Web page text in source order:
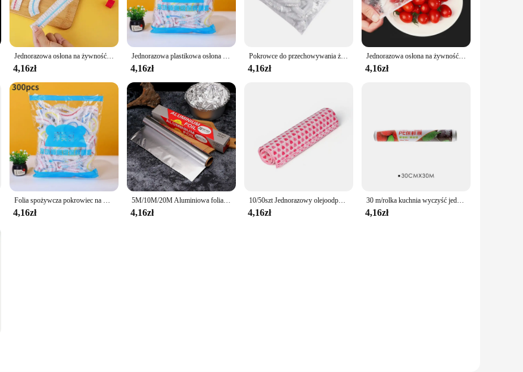
Jednorazowa osłona na żywność Kolorowa duża folia Saran Torba do przechowywania warzyw i owoców spożywczych Elastyczne plastikowe torby kuchenne do przechowywania świeżych produktów
4,16zł
Jednorazowa plastikowa osłona na żywność Kolorowa elastyczna folia Pokrywy na żywność Pokrywka do przechowywania świeżości Pokrywka na talerz Torby do pakowania w kuchni Torba do przechowywania
4,16zł
Pokrowce do przechowywania żywności wielokrotnego użytku Torby do miski Elastyczny talerz Silikonowa pokrywka Pokrywka Kuchnia Owoce Plastikowe Uszczelnienie do przechowywania świeżości
4,16zł
Jednorazowa osłona na żywność wielokrotnego użytku Plastikowa folia Trwałe elastyczne pokrywki na żywność do misek Elastyczne osłony na talerze do kuchni Torba na żywność
4,16zł
Folia spożywcza pokrowiec na woreczek elastyczny folia spożywcza gospodarstwa domowego kolorowa jednorazowa pokrywa spożywcza
4,16zł
5M/10M/20M Aluminiowa folia cateringowa Jednorazowe akcesoria do grillowania Folia do pieczenia Zagęszczona folia aluminiowa Bezpieczna na ciepło
4,16zł
10/50szt Jednorazowy olejoodporny papier woskowany na ciasto Chleb Opakowanie na żywność Burger Frytki Pieczenie Serce Drukowana podkładka woskowa Papier Din
4,16zł
30 m/rolka kuchnia wyczyść jednorazowe PE zachowywanie świeżości Film żywności lodówka chłodzone owoce i warzywa żywności folia spożywcza
4,16zł